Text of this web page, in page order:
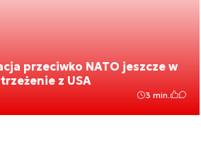
przeciwko NATO jeszcze w
z USA
3 min.